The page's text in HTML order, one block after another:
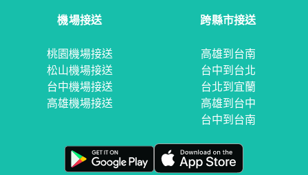
機場接送
桃園機場接送
松山機場接送
台中機場接送
高雄機場接送
跨縣市接送
高雄到台南
台中到台北
台北到宜蘭
高雄到台中
台中到台南